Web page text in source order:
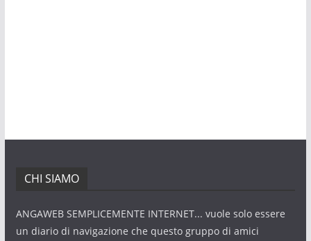
CHI SIAMO
ANGAWEB SEMPLICEMENTE INTERNET... vuole solo essere
un diario di navigazione che questo gruppo di amici